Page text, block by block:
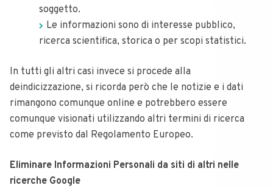
soggetto.
Le informazioni sono di interesse pubblico,
ricerca scientifica, storica o per scopi statistici.
In tutti gli altri casi invece si procede alla
deindicizzazione, si ricorda però che le notizie e i dati
rimangono comunque online e potrebbero essere
comunque visionati utilizzando altri termini di ricerca
come previsto dal Regolamento Europeo.
Eliminare Informazioni Personali da siti di altri nelle
ricerche Google